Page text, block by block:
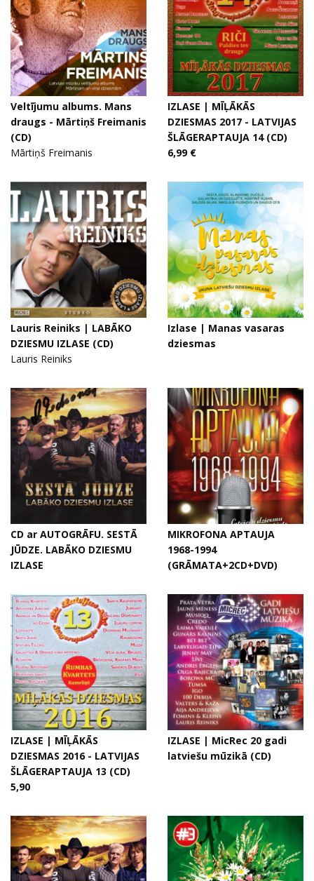
Veltījumu albums. Mans
draugs - Mārtiņš Freimanis
(CD)
Mārtiņš Freimanis
IZLASE | MĪĻĀKĀS
DZIESMAS 2017 - LATVIJAS
ŠLĀGERAPTAUJA 14 (CD)
6,99 €
Lauris Reiniks | LABĀKO
DZIESMU IZLASE (CD)
Lauris Reiniks
Izlase | Manas vasaras
dziesmas
CD ar AUTOGRĀFU. SESTĀ
JŪDZE. LABĀKO DZIESMU
IZLASE
MIKROFONA APTAUJA
1968-1994
(GRĀMATA+2CD+DVD)
IZLASE | MĪĻĀKĀS
DZIESMAS 2016 - LATVIJAS
ŠLĀGERAPTAUJA 13 (CD)
5,90
IZLASE | MicRec 20 gadi
latviešu mūzikā (CD)